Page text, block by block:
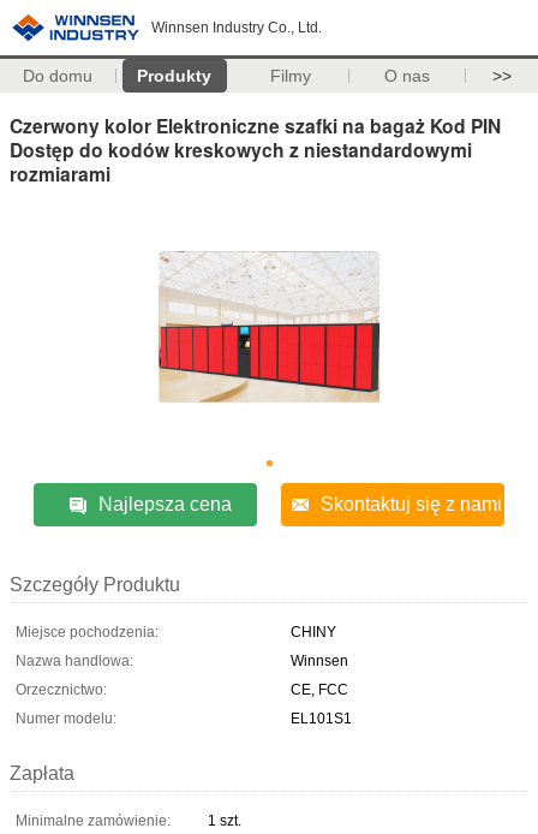
Winnsen Industry Co., Ltd.
Do domu Produkty Filmy O nas >>
Czerwony kolor Elektroniczne szafki na bagaż Kod PIN
Dostęp do kodów kreskowych z niestandardowymi
rozmiarami
Najlepsza cena Skontaktuj się z nami
Szczegóły Produktu
Miejsce pochodzenia:
CHINY
Nazwa handlowa:
Winnsen
Orzecznictwo:
CE, FCC
Numer modelu:
EL101S1
Zapłata
Minimalne zamówienie:
1 szt.